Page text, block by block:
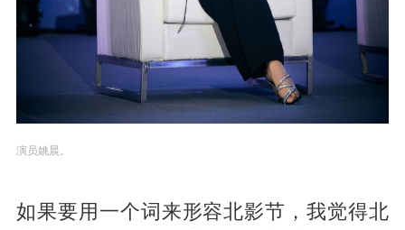
演员姚晨。
如果要用一个词来形容北影节，我觉得北